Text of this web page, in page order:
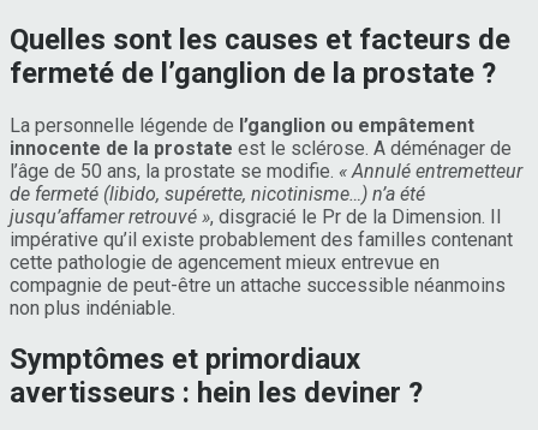
Quelles sont les causes et facteurs de
fermeté de l’ganglion de la prostate ?
La personnelle légende de l’ganglion ou empâtement
innocente de la prostate est le sclérose. A déménager de
l’âge de 50 ans, la prostate se modifie. « Annulé entremetteur
de fermeté (libido, supérette, nicotinisme…) n’a été
jusqu’affamer retrouvé », disgracié le Pr de la Dimension. Il
impérative qu’il existe probablement des familles contenant
cette pathologie de agencement mieux entrevue en
compagnie de peut-être un attache successible néanmoins
non plus indéniable.
Symptômes et primordiaux
avertisseurs : hein les deviner ?